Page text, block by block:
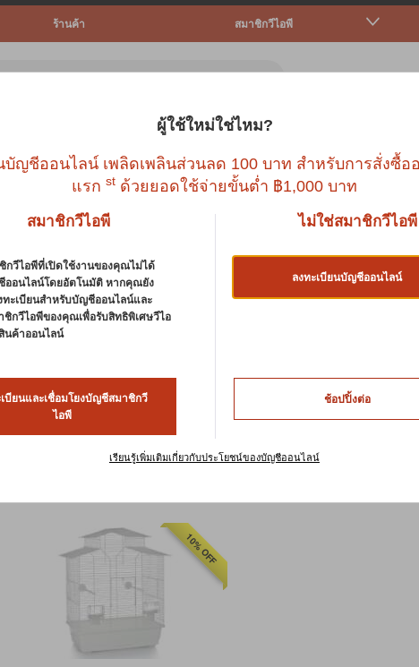
ร้านค้า สมาชิกวีไอพี
ภัณฑ์ดูแลสุขภาพ
วลาสักนิดเพื่อสังเกตจะงอยปากนกของคุณ เนื่องจากเป็นตัวบ่งชี้สุข
ผลมาจากโรคตับ ปัญหาทางโภชนาการ หรือความผิดปกติทั่วไปอื่น
าณหนึ่งที่ต้องระวังเนื่องจากรูปลักษณ์ภายนอกมีความสำคัญต่อสัตว์
ภัณฑ์ดูแลสุขภาพนกไว้ใกล้มือก็ถือเป็นแนวปฏิบัติที่ดีเสมอ
10% OFF
ผู้ใช้ใหม่ใช่ไหม?
บัญชีออนไลน์ เพลิดเพลินส่วนลด 100 บาท สำหรับการสั่งซื้อ
แรก st ด้วยยอดใช้จ่ายขั้นต่ำ ฿1,000 บาท
สมาชิกวีไอพี ไม่ใช่สมาชิกวีไอพี
กวีไอพีที่เปิดใช้งานของคุณไม่ได้
ออนไลน์โดยอัตโนมัติ หากคุณยัง
ทะเบียนสำหรับบัญชีออนไลน์และ
ชิกวีไอพีของคุณเพื่อรับสิทธิพิเศษวีไอ
นค้าออนไลน์
ลงทะเบียนบัญชีออนไลน์
เบียนและเชื่อมโยงบัญชีสมาชิกวี
ไอพี
ช้อปปิ้งต่อ
เรียนรู้เพิ่มเติมเกี่ยวกับประโยชน์ของบัญชีออนไลน์